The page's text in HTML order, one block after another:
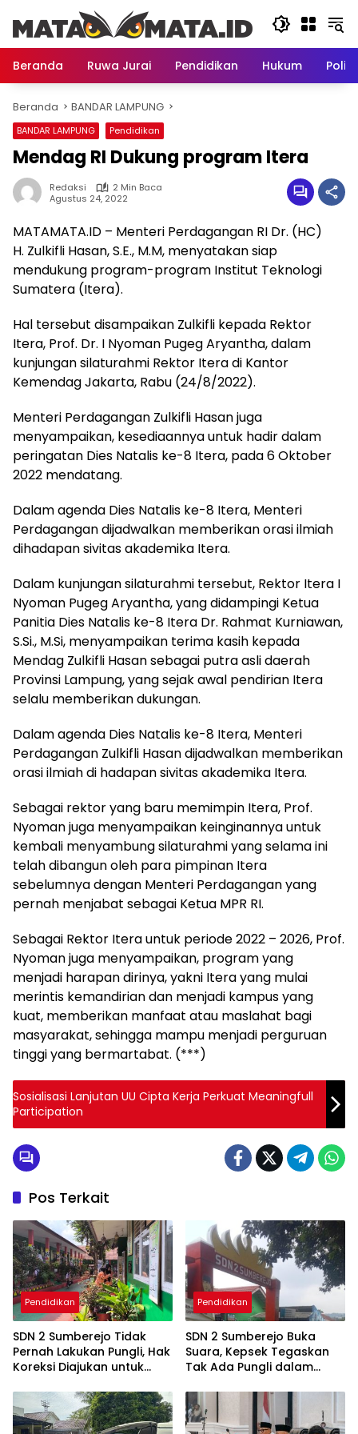
konten
Beranda
Ruwa Jurai Pendidikan Hukum
Beranda BANDAR LAMPUNG
BANDAR LAMPUNG Pendidikan
Mendag RI Dukung program Itera
Redaksi
2 Min Baca
Agustus 24, 2022
MATAMATA.ID – Menteri Perdagangan RI Dr. (HC)
H. Zulkifli Hasan, S.E., M.M, menyatakan siap
mendukung program-program Institut Teknologi
Sumatera (Itera).
Hal tersebut disampaikan Zulkifli kepada Rektor
Itera, Prof. Dr. I Nyoman Pugeg Aryantha, dalam
kunjungan silaturahmi Rektor Itera di Kantor
Kemendag Jakarta, Rabu (24/8/2022).
Menteri Perdagangan Zulkifli Hasan juga
menyampaikan, kesediaannya untuk hadir dalam
peringatan Dies Natalis ke-8 Itera, pada 6 Oktober
2022 mendatang.
Dalam agenda Dies Natalis ke-8 Itera, Menteri
Perdagangan dijadwalkan memberikan orasi ilmiah
dihadapan sivitas akademika Itera.
Dalam kunjungan silaturahmi tersebut, Rektor Itera I
Nyoman Pugeg Aryantha, yang didampingi Ketua
Panitia Dies Natalis ke-8 Itera Dr. Rahmat Kurniawan,
S.Si., M.Si, menyampaikan terima kasih kepada
Mendag Zulkifli Hasan sebagai putra asli daerah
Provinsi Lampung, yang sejak awal pendirian Itera
selalu memberikan dukungan.
Dalam agenda Dies Natalis ke-8 Itera, Menteri
Perdagangan Zulkifli Hasan dijadwalkan memberikan
orasi ilmiah di hadapan sivitas akademika Itera.
Sebagai rektor yang baru memimpin Itera, Prof.
Nyoman juga menyampaikan keinginannya untuk
kembali menyambung silaturahmi yang selama ini
telah dibangun oleh para pimpinan Itera
sebelumnya dengan Menteri Perdagangan yang
pernah menjabat sebagai Ketua MPR RI.
Sebagai Rektor Itera untuk periode 2022 – 2026, Prof.
Nyoman juga menyampaikan, program yang
menjadi harapan dirinya, yakni Itera yang mulai
merintis kemandirian dan menjadi kampus yang
kuat, memberikan manfaat atau maslahat bagi
masyarakat, sehingga mampu menjadi perguruan
tinggi yang bermartabat. (***)
Sosialisasi Lanjutan UU Cipta Kerja Perkuat Meaningfull
Participation
Pos Terkait
Pendidikan
SDN 2 Sumberejo Tidak
Pernah Lakukan Pungli, Hak
Koreksi Diajukan untuk
Informasi
Pendidikan
SDN 2 Sumberejo Buka
Suara, Kepsek Tegaskan
Tak Ada Pungli dalam